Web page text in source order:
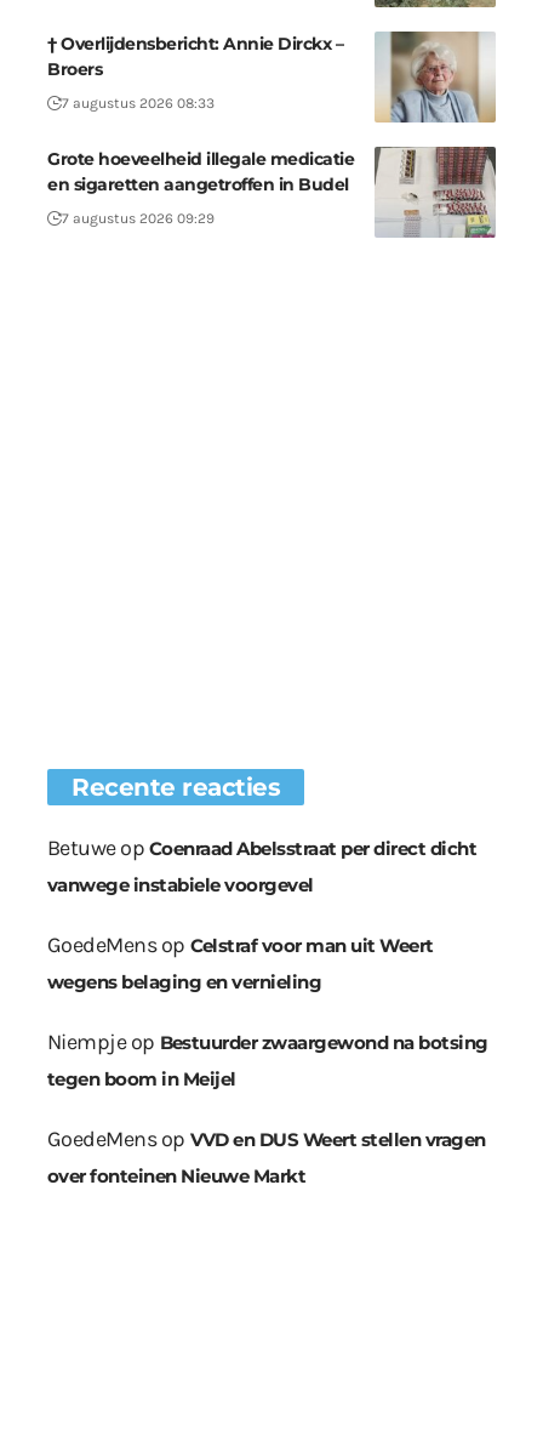
† Overlijdensbericht: Annie Dirckx –
Broers
7 augustus 2026 08:33
Grote hoeveelheid illegale medicatie
en sigaretten aangetroffen in Budel
7 augustus 2026 09:29
Recente reacties
Betuweop Coenraad Abelsstraat per direct dicht
vanwege instabiele voorgevel
GoedeMensop Celstraf voor man uit Weert
wegens belaging en vernieling
Niempjeop Bestuurder zwaargewond na botsing
tegen boom in Meijel
GoedeMensop VVD en DUS Weert stellen vragen
over fonteinen Nieuwe Markt